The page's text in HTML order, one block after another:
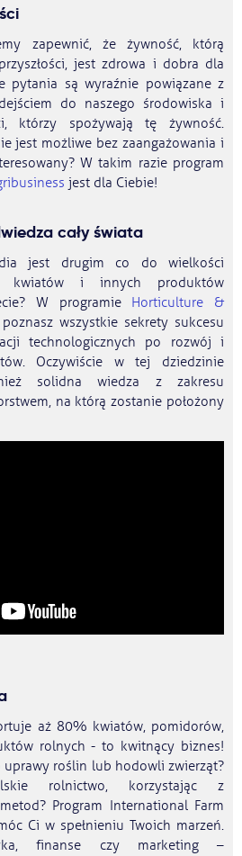
zapewnić, że żywność, którą
jest zdrowa i dobra dla
pytania są wyraźnie powiązane z
do naszego środowiska i
którzy spożywają tę żywność.
jest możliwe bez zaangażowania i
W takim razie program
jest dla Ciebie!
cały świata
jest drugim co do wielkości
kwiatów i innych produktów
W programie Horticulture &
poznasz wszystkie sekrety sukcesu
technologicznych po rozwój i
Oczywiście w tej dziedzinie
solidna wiedza z zakresu
na którą zostanie położony
aż 80% kwiatów, pomidorów,
rolnych - to kwitnący biznes!
uprawy roślin lub hodowli zwierząt?
rolnictwo, korzystając z
Program International Farm
Ci w spełnieniu Twoich marzeń.
finanse czy marketing –